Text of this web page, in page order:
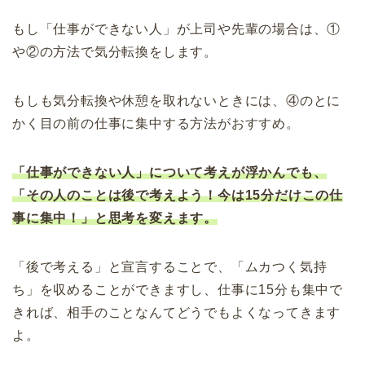
もし「仕事ができない人」が上司や先輩の場合は、①
や②の方法で気分転換をします。
もしも気分転換や休憩を取れないときには、④のとに
かく目の前の仕事に集中する方法がおすすめ。
「仕事ができない人」について考えが浮かんでも、
「その人のことは後で考えよう！今は15分だけこの仕
事に集中！」と思考を変えます。
「後で考える」と宣言することで、「ムカつく気持
ち」を収めることができますし、仕事に15分も集中で
きれば、相手のことなんてどうでもよくなってきます
よ。